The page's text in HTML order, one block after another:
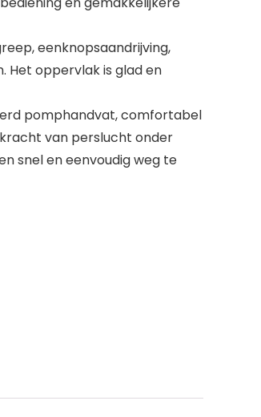
eenknopsaandrijving,
Het oppervlak is glad en
pomphandvat, comfortabel
van perslucht onder
snel en eenvoudig weg te